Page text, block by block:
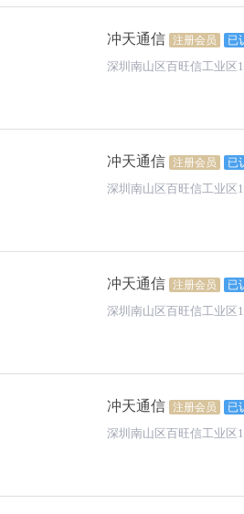
冲天通信 注册会员 已
深圳南山区百旺信工业区
冲天通信 注册会员 已
深圳南山区百旺信工业区
冲天通信 注册会员 已
深圳南山区百旺信工业区
冲天通信 注册会员 已
深圳南山区百旺信工业区